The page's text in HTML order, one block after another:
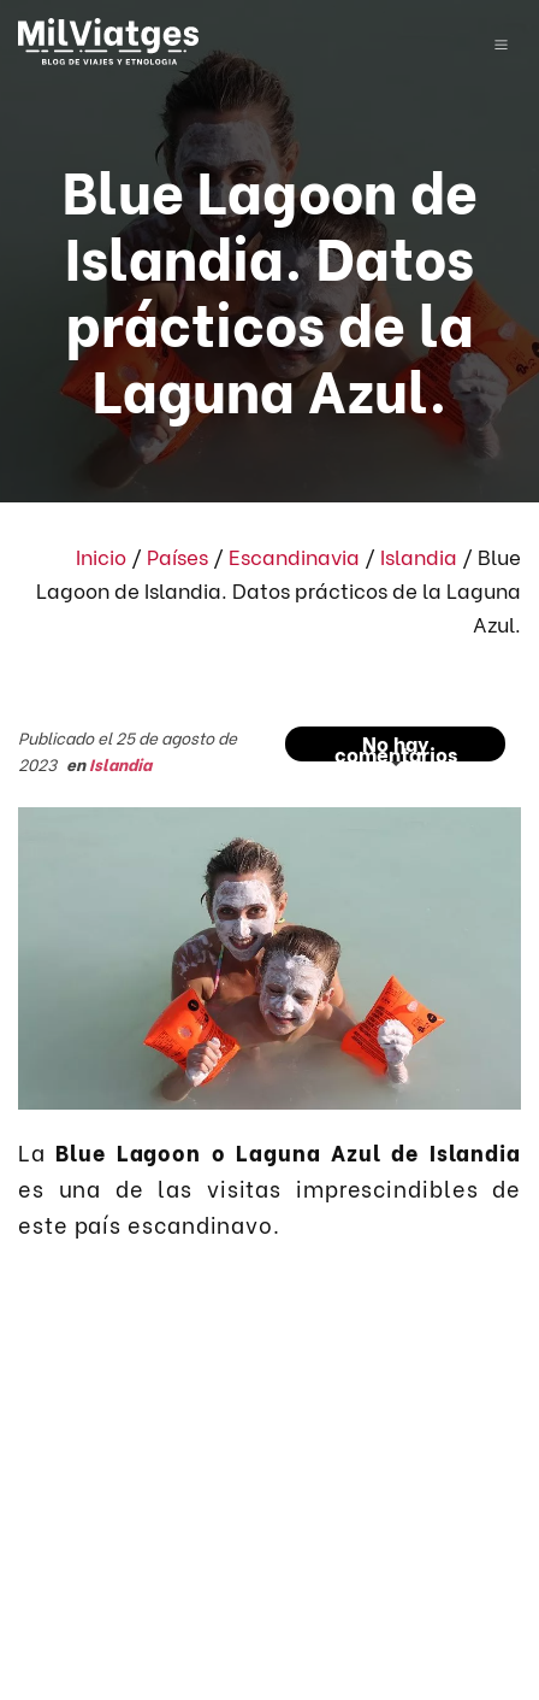
Blue Lagoon de
Islandia. Datos
prácticos de la
Laguna Azul.
Inicio / Países / Escandinavia / Islandia / Blue
Lagoon de Islandia. Datos prácticos de la Laguna
Azul.
No hay
comentarios
Publicado el 25 de agosto de
2023 enIslandia
La Blue Lagoon o Laguna Azul de Islandia
es una de las visitas imprescindibles de
este país escandinavo.